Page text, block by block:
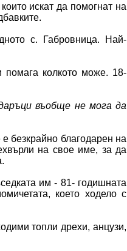
искат да помогнат на
с. Габровница. Най-
помага колкото може. 18-
въобще не мога да
безкрайно благодарен на
на свое име, за да
им - 81- годишната
което ходело с
топли дрехи, анцузи,